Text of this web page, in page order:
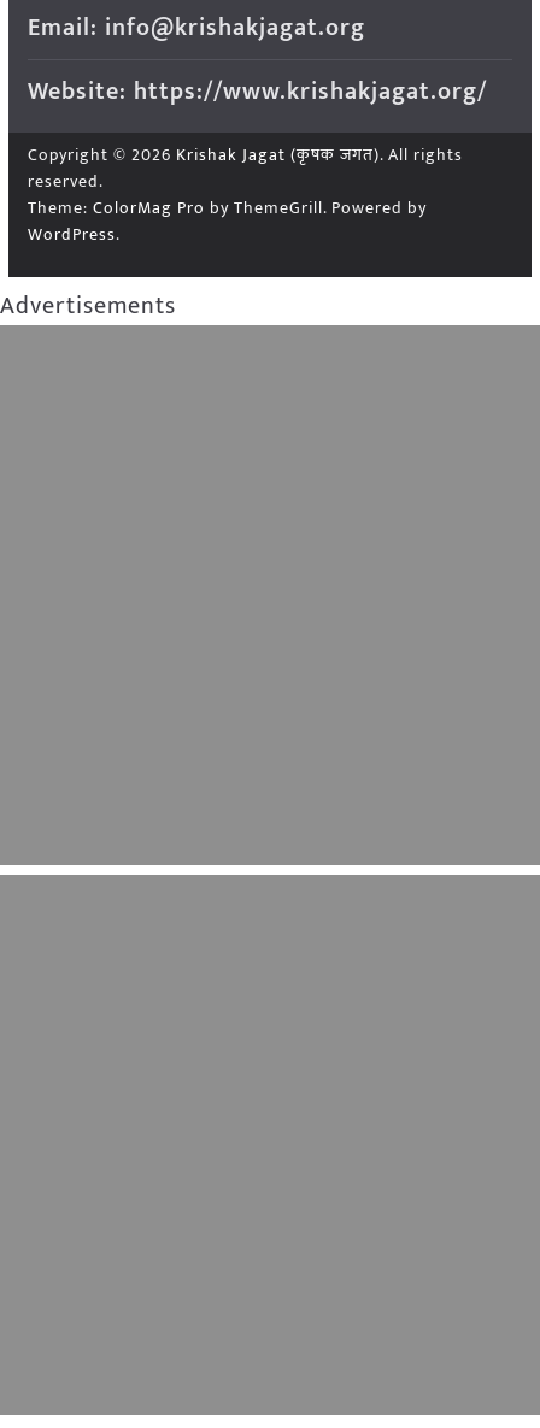
Email: info@krishakjagat.org
Website: https://www.krishakjagat.org/
Copyright © 2026 Krishak Jagat (कृषक जगत). All rights
reserved.
Theme: ColorMag Pro by ThemeGrill. Powered by
WordPress.
Advertisements